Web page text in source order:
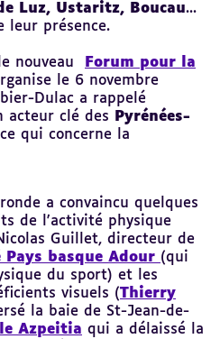
Luz, Ustaritz, Boucau...
leur présence.
nouveau
Forum pour la
le 6 novembre
Dulac a rappelé
acteur clé des
Pyrénées-
qui concerne la
a convaincu quelques
de l'activité physique
Guillet, directeur de
basque Adour (qui
du sport) et les
visuels (Thierry
la baie de St-Jean-de-
Azpeitia qui a délaissé la